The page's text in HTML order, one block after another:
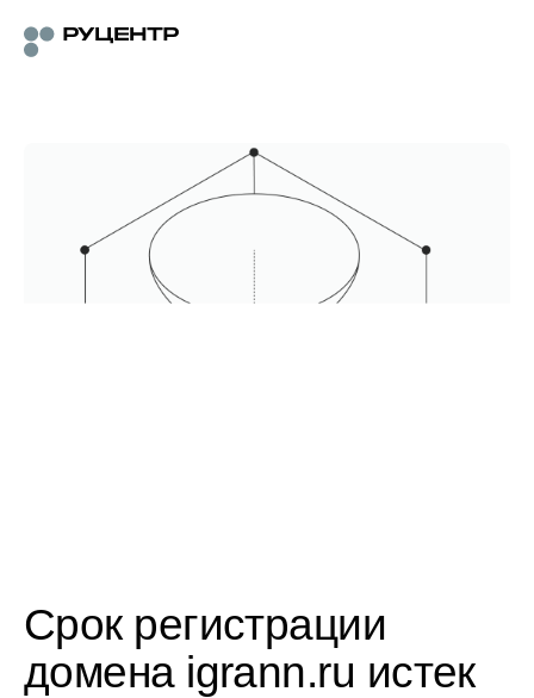
Срок регистрации
домена igrann.ru истек